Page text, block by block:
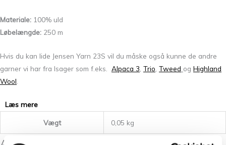
Materiale: 100% uld
Løbelængde: 250 m
Hvis du kan lide Jensen Yarn 23S vil du måske også kunne de andre
garner vi har fra Isager som f.eks. Alpaca 3 Trio Tweed og Highland
Wool
Læs mere
Vægt 0,05 kg